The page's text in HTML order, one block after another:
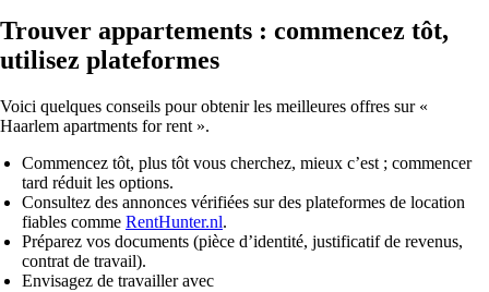
Trouver appartements : commencez tôt,
utilisez plateformes
Voici quelques conseils pour obtenir les meilleures offres sur «
Haarlem apartments for rent ».
Commencez tôt, plus tôt vous cherchez, mieux c’est ; commencer
tard réduit les options.
Consultez des annonces vérifiées sur des plateformes de location
fiables comme RentHunter.nl.
Préparez vos documents (pièce d’identité, justificatif de revenus,
contrat de travail).
Envisagez de travailler avec